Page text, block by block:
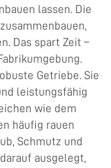
lassen. Die
Das spart Zeit –
Getriebe. Sie
leistungsfähig
wie dem
häufig rauen
Schmutz und
ausgelegt,